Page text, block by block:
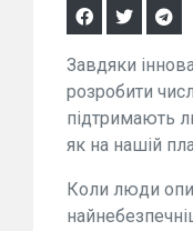
Завдяки
розробити
підтримають
як на нашій
Коли люди